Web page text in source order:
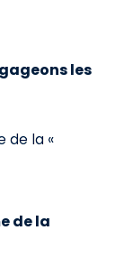
les
de la